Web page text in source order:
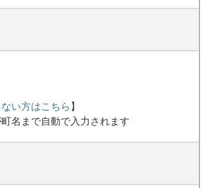
い方はこちら 】
名まで自動で入力されます